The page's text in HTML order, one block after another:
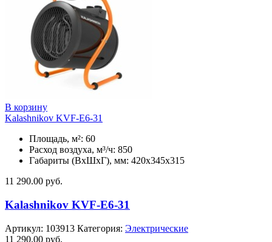
В корзину
Kalashnikov KVF-E6-31
Площадь, м²: 60
Расход воздуха, м³/ч: 850
Габариты (ВхШхГ), мм: 420x345x315
11 290.00 руб.
Kalashnikov KVF-E6-31
Артикул: 103913 Категория: Электрические
11 290.00 руб.